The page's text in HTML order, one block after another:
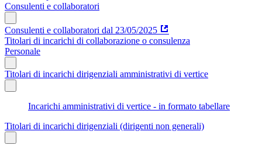
Consulenti e collaboratori
Consulenti e collaboratori dal 23/05/2025
Titolari di incarichi di collaborazione o consulenza
Personale
Titolari di incarichi dirigenziali amministrativi di vertice
Incarichi amministrativi di vertice - in formato tabellare
Titolari di incarichi dirigenziali (dirigenti non generali)